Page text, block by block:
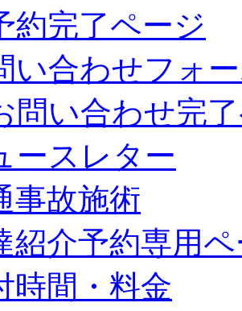
約完了ページ
い合わせフォ
問い合わせ完
ースレター
事故施術
紹介予約専用
時間・料金